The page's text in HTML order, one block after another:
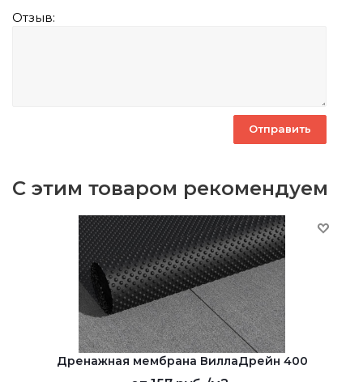
Отзыв:
С этим товаром рекомендуем
Дренажная мембрана ВиллаДрейн 400